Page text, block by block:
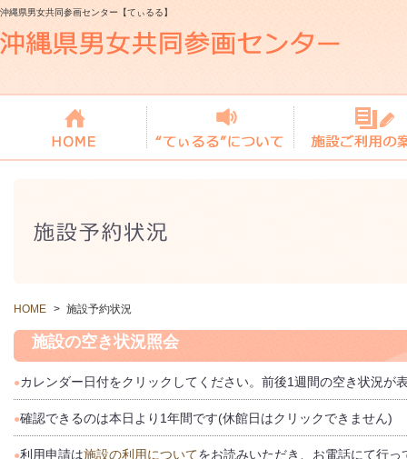
沖縄県男女共同参画センター【てぃるる】
HOME > 施設予約状況
施設の空き状況照会
●カレンダー日付をクリックしてください。前後1週間の空き状況が
●確認できるのは本日より1年間です(休館日はクリックできません)
●利用申請は施設の利用についてをお読みいただき、お電話にて行っ